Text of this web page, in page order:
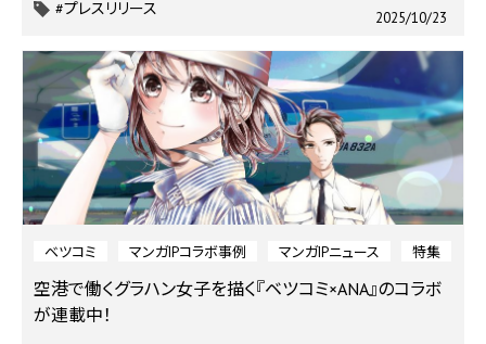
2025/10/23
#プレスリリース
ベツコミ マンガIPコラボ事例 マンガIPニュース 特集
空港で働くグラハン女子を描く『ベツコミ×ANA』のコラボ
が連載中！